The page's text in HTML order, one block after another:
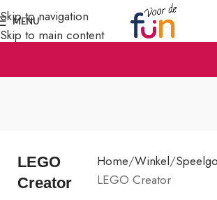
Skip to navigation
Skip to main content
MENU
LEGO
Creator
Home Winkel
LEGO Creator